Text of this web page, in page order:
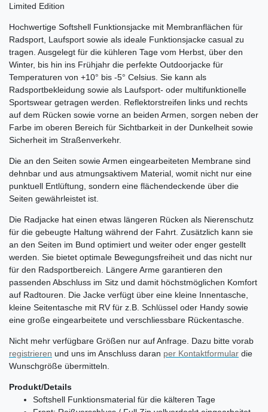
Limited Edition
Hochwertige Softshell Funktionsjacke mit Membranflächen für
Radsport, Laufsport sowie als ideale Funktionsjacke casual zu
tragen. Ausgelegt für die kühleren Tage vom Herbst, über den
Winter, bis hin ins Frühjahr die perfekte Outdoorjacke für
Temperaturen von +10° bis -5° Celsius. Sie kann als
Radsportbekleidung sowie als Laufsport- oder multifunktionelle
Sportswear getragen werden. Reflektorstreifen links und rechts
auf dem Rücken sowie vorne an beiden Armen, sorgen neben der
Farbe im oberen Bereich für Sichtbarkeit in der Dunkelheit sowie
Sicherheit im Straßenverkehr.
Die an den Seiten sowie Armen eingearbeiteten Membrane sind
dehnbar und aus atmungsaktivem Material, womit nicht nur eine
punktuell Entlüftung, sondern eine flächendeckende über die
Seiten gewährleistet ist.
Die Radjacke hat einen etwas längeren Rücken als Nierenschutz
für die gebeugte Haltung während der Fahrt. Zusätzlich kann sie
an den Seiten im Bund optimiert und weiter oder enger gestellt
werden. Sie bietet optimale Bewegungsfreiheit und das nicht nur
für den Radsportbereich. Längere Arme garantieren den
passenden Abschluss im Sitz und damit höchstmöglichen Komfort
auf Radtouren. Die Jacke verfügt über eine kleine Innentasche,
kleine Seitentasche mit RV für z.B. Schlüssel oder Handy sowie
eine große eingearbeitete und verschliessbare Rückentasche.
Nicht mehr verfügbare Größen nur auf Anfrage. Dazu bitte vorab
registrieren und uns im Anschluss daran per Kontaktformular die
Wunschgröße übermitteln.
Produkt/Details
Softshell Funktionsmaterial für die kälteren Tage